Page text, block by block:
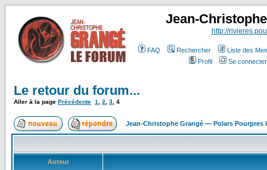
Jean-
http://
FAQ Rechercher
Liste des
Profil
Se
Le retour du forum...
Aller à la page Précédente 1 2 3 4
Jean-Christophe Grangé — Polars Pourpres
Auteur